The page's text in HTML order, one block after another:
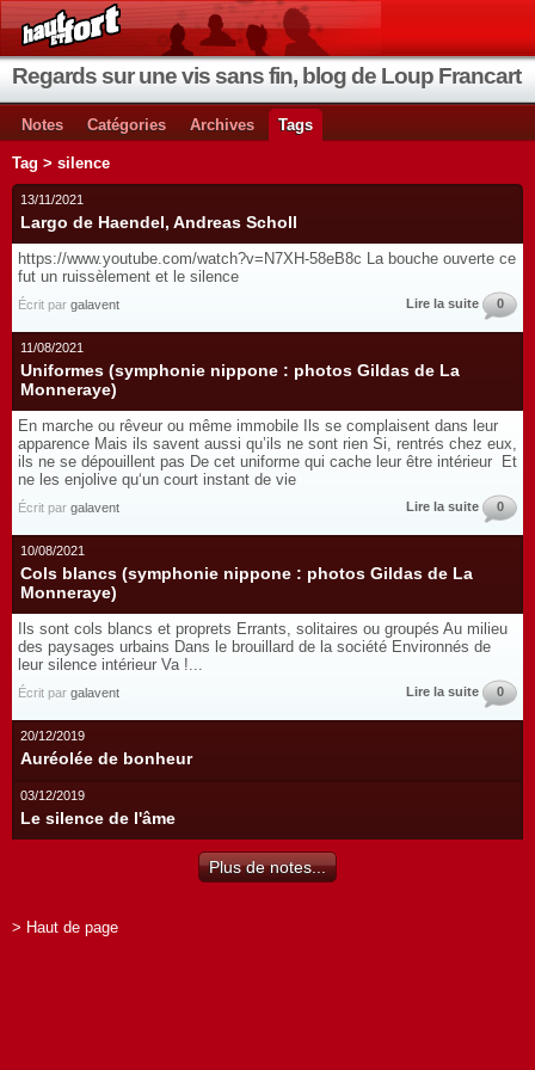
Regards sur une vis sans fin, blog de Loup Francart
Notes Catégories Archives Tags
Tag > silence
13/11/2021
Largo de Haendel, Andreas Scholl
https://www.youtube.com/watch?v=N7XH-58eB8c La bouche ouverte ce
fut un ruissèlement et le silence
Écrit par galavent Lire la suite 0
11/08/2021
Uniformes (symphonie nippone : photos Gildas de La
Monneraye)
En marche ou rêveur ou même immobile Ils se complaisent dans leur
apparence Mais ils savent aussi qu’ils ne sont rien Si, rentrés chez eux,
ils ne se dépouillent pas De cet uniforme qui cache leur être intérieur Et
ne les enjolive qu‘un court instant de vie
Écrit par galavent Lire la suite 0
10/08/2021
Cols blancs (symphonie nippone : photos Gildas de La
Monneraye)
Ils sont cols blancs et proprets Errants, solitaires ou groupés Au milieu
des paysages urbains Dans le brouillard de la société Environnés de
leur silence intérieur Va !...
Écrit par galavent Lire la suite 0
20/12/2019
Auréolée de bonheur
03/12/2019
Le silence de l'âme
Plus de notes...
> Haut de page